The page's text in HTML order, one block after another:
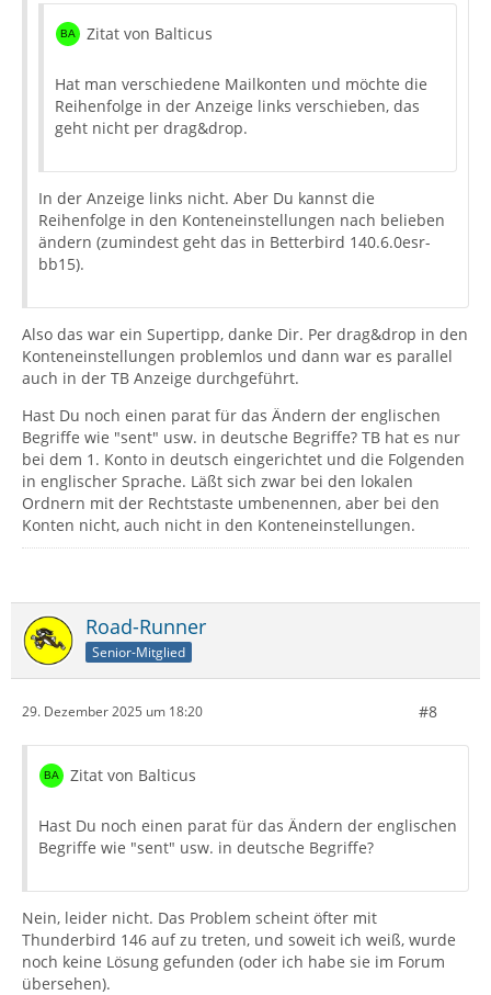
Zitat von Balticus
Hat man verschiedene Mailkonten und möchte die
Reihenfolge in der Anzeige links verschieben, das
geht nicht per drag&drop.
In der Anzeige links nicht. Aber Du kannst die
Reihenfolge in den Konteneinstellungen nach belieben
ändern (zumindest geht das in Betterbird 140.6.0esr-
bb15).
Also das war ein Supertipp, danke Dir. Per drag&drop in den
Konteneinstellungen problemlos und dann war es parallel
auch in der TB Anzeige durchgeführt.
Hast Du noch einen parat für das Ändern der englischen
Begriffe wie "sent" usw. in deutsche Begriffe? TB hat es nur
bei dem 1. Konto in deutsch eingerichtet und die Folgenden
in englischer Sprache. Läßt sich zwar bei den lokalen
Ordnern mit der Rechtstaste umbenennen, aber bei den
Konten nicht, auch nicht in den Konteneinstellungen.
Road-Runner
Senior-Mitglied
29. Dezember 2025 um 18:20 #8
Zitat von Balticus
Hast Du noch einen parat für das Ändern der englischen
Begriffe wie "sent" usw. in deutsche Begriffe?
Nein, leider nicht. Das Problem scheint öfter mit
Thunderbird 146 auf zu treten, und soweit ich weiß, wurde
noch keine Lösung gefunden (oder ich habe sie im Forum
übersehen).